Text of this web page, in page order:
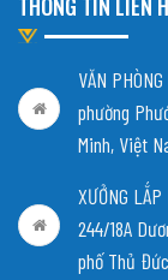
VĂN
phường
Minh, Việt
XƯỞNG
244/18A
phố Thủ